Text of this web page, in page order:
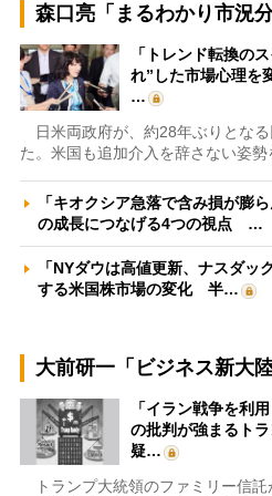
森口亮「まるわかり市況分
「トレンド転換の
れ”した市場心理を
…
日米両政府が、約28年ぶりとな
た。米国も追加介入を辞さない姿勢
「キオクシア急落で含み損が膨
の成長につなげる4つの視点 …
「NYダウは高値更新、ナスダ
する米国株市場の変化 半…
大前研一「ビジネス新大
「イラン戦争を利
の批判が強まるト
疑…
トランプ大統領のファミリー信託